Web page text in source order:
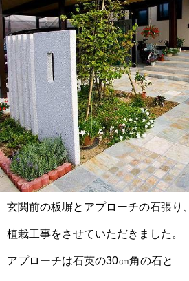
玄関前の板塀とアプローチの石張り、
植栽工事をさせていただきました。
アプローチは石英の30㎝角の石と